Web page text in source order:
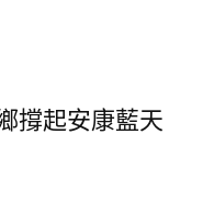
和
診
撐起安康藍天